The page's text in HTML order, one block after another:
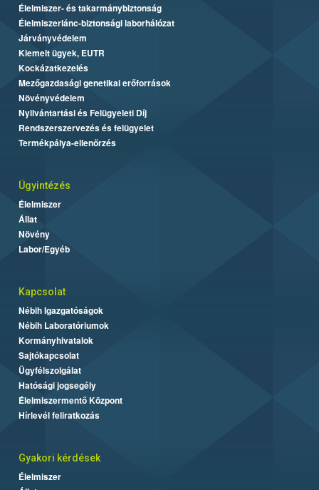
Élelmiszer- és takarmánybiztonság
Élelmiszerlánc-biztonsági laborhálózat
Járványvédelem
Kiemelt ügyek, EUTR
Kockázatkezelés
Mezőgazdasági genetikai erőforrások
Növényvédelem
Nyilvántartási és Felügyeleti Díj
Rendszerszervezés és felügyelet
Termékpálya-ellenőrzés
Ügyintézés
Élelmiszer
Állat
Növény
Labor/Egyéb
Kapcsolat
Nébih Igazgatóságok
Nébih Laboratóriumok
Kormányhivatalok
Sajtókapcsolat
Ügyfélszolgálat
Hatósági jogsegély
Élelmiszermentő Központ
Hírlevél feliratkozás
Gyakori kérdések
Élelmiszer